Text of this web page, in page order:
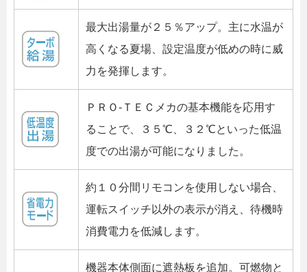
最大出湯量が２５％アップ。主に水温が
高くなる夏場、設定温度が低めの時に威
力を発揮します。
ＰＲＯ-ＴＥＣメカの基本機能を応用す
ることで、３５℃、３２℃といった低温
度での出湯が可能になりました。
約１０分間リモコンを使用しない場合、
運転スイッチ以外の表示が消え、待機時
消費電力を低減します。
機器本体側面に遮熱板を追加。可燃物と